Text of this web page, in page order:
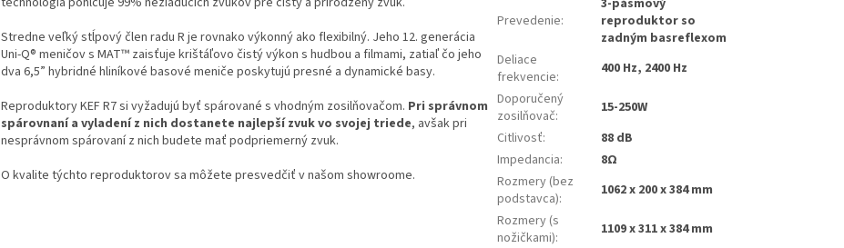
Stredne veľký stĺpový člen radu R je rovnako výkonný ako flexibilný. Jeho 12. generácia
Uni-Q® meničov s MAT™ zaisťuje krištáľovo čistý výkon s hudbou a filmami, zatiaľ čo jeho
dva 6,5” hybridné hliníkové basové meniče poskytujú presné a dynamické basy.
Reproduktory KEF R7 si vyžadujú byť spárované s vhodným zosilňovačom. Pri správnom
spárovnaní a vyladení z nich dostanete najlepší zvuk vo svojej triede, avšak pri
nesprávnom spárovaní z nich budete mať podpriemerný zvuk.
O kvalite týchto reproduktorov sa môžete presvedčiť v našom showroome.
Prevedenie:
reproduktor so
zadným basreflexom
Deliace
frekvencie:
400 Hz, 2400 Hz
Doporučený
zosilňovač:
15-250W
Citlivosť:
88 dB
Impedancia:
8Ω
Rozmery (bez
podstavca):
1062 x 200 x 384 mm
Rozmery (s
nožičkami):
1109 x 311 x 384 mm